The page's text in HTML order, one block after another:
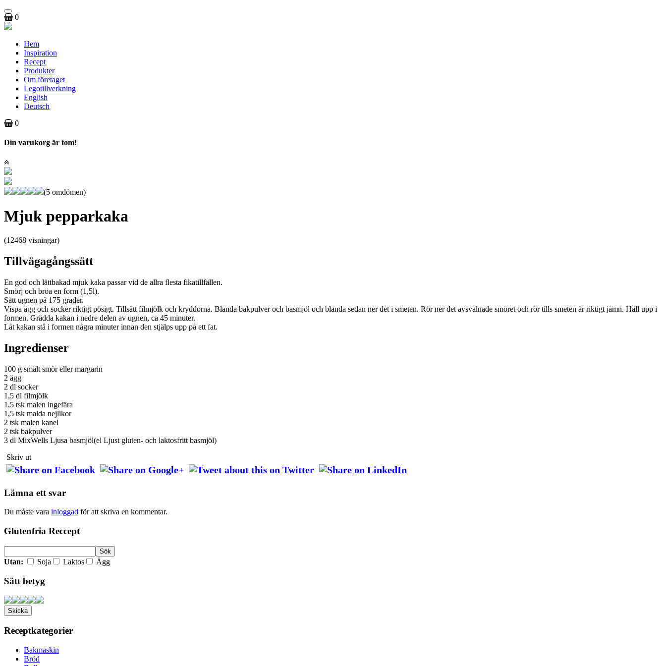
Toggle
navigation
0
Hem
Inspiration
Recept
Produkter
Om företaget
Legotillverkning
English
Deutsch
0
Din varukorg är tom!
(5 omdömen)
Mjuk pepparkaka
(12468 visningar)
Tillvägagångssätt
En god och lättbakad mjuk kaka passar vid de allra flesta fikatillfällen.
Smörj och bröa en form (1,5l).
Sätt ugnen på 175 grader.
Vispa ägg och socker riktigt pösigt. Tillsätt filmjölk och kryddorna. Blanda bakpulver och basmjöl och blanda sedan ner det i smeten. Rör ner det avsvalnade smöret och rör tills smeten är riktigt jämn. Häll upp i
formen. Grädda kakan i nedre delen av ugnen, ca 45 minuter.
Låt kakan stå i formen några minuter innan den stjälps upp på ett fat.
Ingredienser
100 g smält smör eller margarin
2 ägg
2 dl socker
1,5 dl filmjölk
1,5 tsk malen ingefära
1,5 tsk malda nejlikor
2 tsk malen kanel
2 tsk bakpulver
3 dl MixWells Ljusa basmjöl(el Ljust gluten- och laktosfritt basmjöl)
Skriv ut
Lämna ett svar
Du måste vara inloggad för att skriva en kommentar.
Glutenfria Reccept
Utan: Soja Laktos Ägg
Sätt betyg
Receptkategorier
Bakmaskin
Bröd